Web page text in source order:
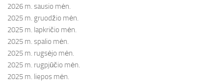
2026 m. sausio mėn.
2025 m. gruodžio mėn.
2025 m. lapkričio mėn.
2025 m. spalio mėn.
2025 m. rugsėjo mėn.
2025 m. rugpjūčio mėn.
2025 m. liepos mėn.